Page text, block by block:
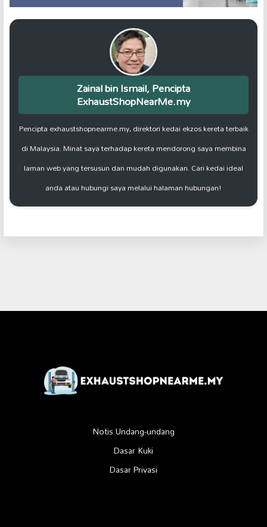
Zainal bin Ismail, Pencipta
ExhaustShopNearMe.my
Pencipta exhaustshopnearme.my, direktori kedai ekzos kereta terbaik
di Malaysia. Minat saya terhadap kereta mendorong saya membina
laman web yang tersusun dan mudah digunakan. Cari kedai ideal
anda atau hubungi saya melalui halaman hubungan!
Notis Undang-undang
Dasar Kuki
Dasar Privasi